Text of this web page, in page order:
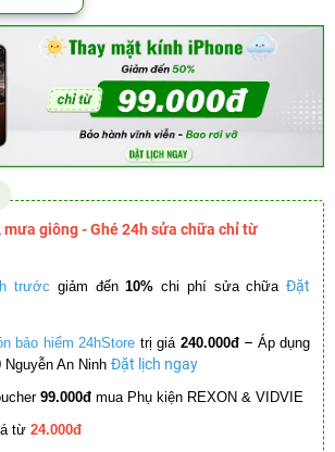
mưa giông - Ghé 24h sửa chữa chỉ từ
trước giảm đến10% chi phí sửa chữa Đặt
bảo hiểm 24hStore trị giá 240.000đ – Áp dụng
An Ninh Đặt lịch ngay
99.000đ mua Phụ kiện REXON & VIDVIE
từ 24.000đ